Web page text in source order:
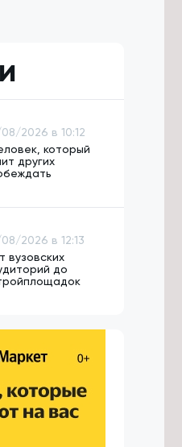
2026 в 10:12
который
других
2026 в 12:13
вузовских
до